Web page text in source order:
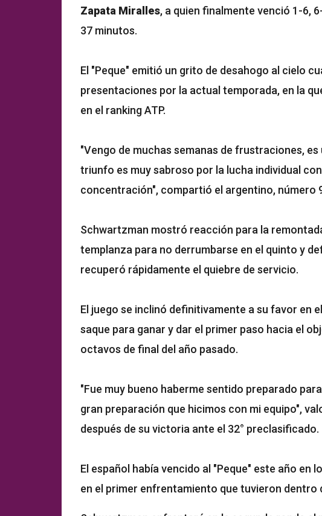
Zapata Miralles, a quien finalmente venció 1-6,
37 minutos.
El "Peque" emitió un grito de desahogo al cielo
presentaciones por la actual temporada, en la
en el ranking ATP.
"Vengo de muchas semanas de frustraciones,
triunfo es muy sabroso por la lucha individual
concentración", compartió el argentino, número
Schwartzman mostró reacción para la
templanza para no derrumbarse en el quinto y
recuperó rápidamente el quiebre de servicio.
El juego se inclinó definitivamente a su favor en
saque para ganar y dar el primer paso hacia el
octavos de final del año pasado.
"Fue muy bueno haberme sentido preparado
gran preparación que hicimos con mi equipo",
después de su victoria ante el 32° preclasificado.
El español había vencido al "Peque" este año en
en el primer enfrentamiento que tuvieron